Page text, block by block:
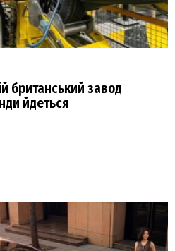
британський завод
йдеться